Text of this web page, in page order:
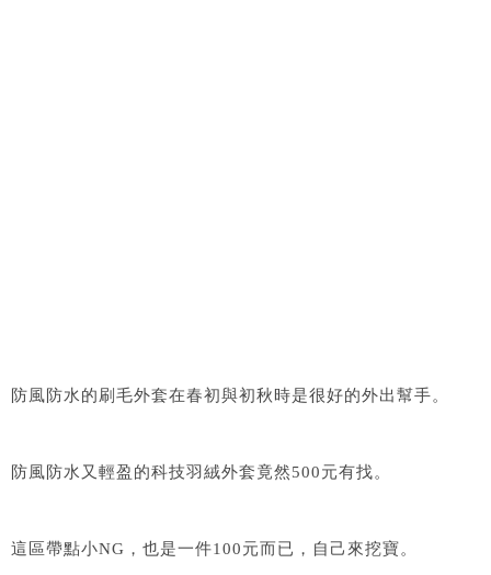
防風防水的刷毛外套在春初與初秋時是很好的外出幫手。
防風防水又輕盈的科技羽絨外套竟然500元有找。
這區帶點小NG，也是一件100元而已，自己來挖寶。